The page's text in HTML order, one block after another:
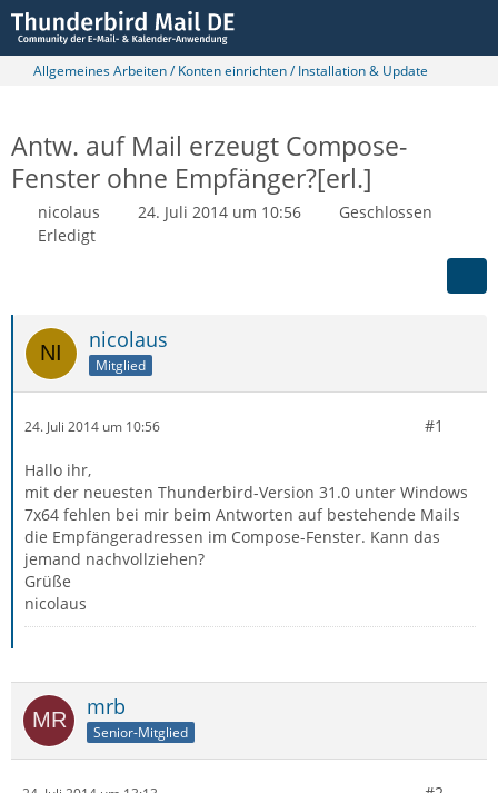
Allgemeines Arbeiten / Konten einrichten / Installation & Update
Antw. auf Mail erzeugt Compose-
Fenster ohne Empfänger?[erl.]
nicolaus 24. Juli 2014 um 10:56
Geschlossen
Erledigt
nicolaus
Mitglied
24. Juli 2014 um 10:56 #1
Hallo ihr,
mit der neuesten Thunderbird-Version 31.0 unter Windows
7x64 fehlen bei mir beim Antworten auf bestehende Mails
die Empfängeradressen im Compose-Fenster. Kann das
jemand nachvollziehen?
Grüße
nicolaus
mrb
Senior-Mitglied